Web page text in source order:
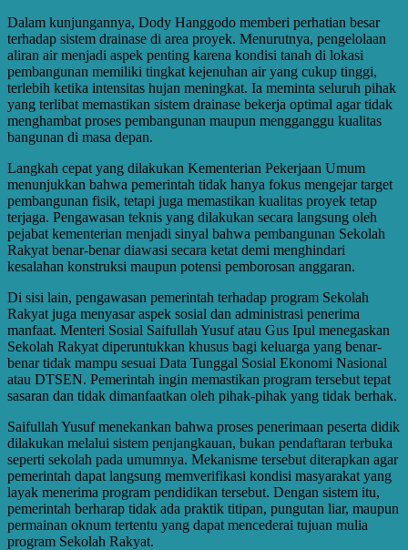
Dalam kunjungannya, Dody Hanggodo memberi perhatian besar
terhadap sistem drainase di area proyek. Menurutnya, pengelolaan
aliran air menjadi aspek penting karena kondisi tanah di lokasi
pembangunan memiliki tingkat kejenuhan air yang cukup tinggi,
terlebih ketika intensitas hujan meningkat. Ia meminta seluruh pihak
yang terlibat memastikan sistem drainase bekerja optimal agar tidak
menghambat proses pembangunan maupun mengganggu kualitas
bangunan di masa depan.
Langkah cepat yang dilakukan Kementerian Pekerjaan Umum
menunjukkan bahwa pemerintah tidak hanya fokus mengejar target
pembangunan fisik, tetapi juga memastikan kualitas proyek tetap
terjaga. Pengawasan teknis yang dilakukan secara langsung oleh
pejabat kementerian menjadi sinyal bahwa pembangunan Sekolah
Rakyat benar-benar diawasi secara ketat demi menghindari
kesalahan konstruksi maupun potensi pemborosan anggaran.
Di sisi lain, pengawasan pemerintah terhadap program Sekolah
Rakyat juga menyasar aspek sosial dan administrasi penerima
manfaat. Menteri Sosial Saifullah Yusuf atau Gus Ipul menegaskan
Sekolah Rakyat diperuntukkan khusus bagi keluarga yang benar-
benar tidak mampu sesuai Data Tunggal Sosial Ekonomi Nasional
atau DTSEN. Pemerintah ingin memastikan program tersebut tepat
sasaran dan tidak dimanfaatkan oleh pihak-pihak yang tidak berhak.
Saifullah Yusuf menekankan bahwa proses penerimaan peserta didik
dilakukan melalui sistem penjangkauan, bukan pendaftaran terbuka
seperti sekolah pada umumnya. Mekanisme tersebut diterapkan agar
pemerintah dapat langsung memverifikasi kondisi masyarakat yang
layak menerima program pendidikan tersebut. Dengan sistem itu,
pemerintah berharap tidak ada praktik titipan, pungutan liar, maupun
permainan oknum tertentu yang dapat mencederai tujuan mulia
program Sekolah Rakyat.